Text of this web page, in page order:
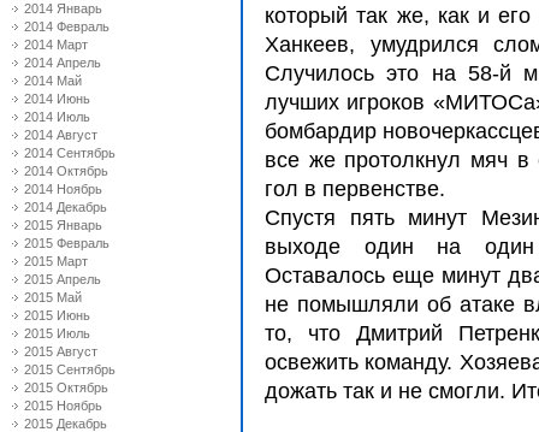
2014 Январь
2014 Февраль
2014 Март
2014 Апрель
2014 Май
2014 Июнь
2014 Июль
2014 Август
2014 Сентябрь
2014 Октябрь
2014 Ноябрь
2014 Декабрь
2015 Январь
2015 Февраль
2015 Март
2015 Апрель
2015 Май
2015 Июнь
2015 Июль
2015 Август
2015 Сентябрь
2015 Октябрь
2015 Ноябрь
2015 Декабрь
который так же, как и
Ханкеев, умудрился
Случилось это на 58-й
лучших игроков
бомбардир
все же протолкнул мяч в
гол в первенстве.
Спустя пять минут
выходе один на один
Оставалось еще минут
не помышляли об атаке
то, что Дмитрий
освежить команду.
дожать так и не смогли.